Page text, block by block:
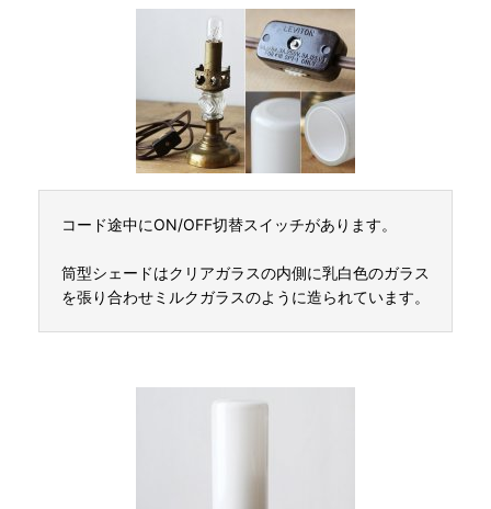
コード途中にON/OFF切替スイッチがあります。
筒型シェードはクリアガラスの内側に乳白色のガラス
を張り合わせミルクガラスのように造られています。